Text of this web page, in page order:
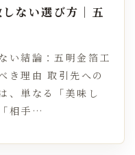
ない選び方｜五
い結論：五明金箔工
き理由 取引先への
、単なる「美味し
相手…